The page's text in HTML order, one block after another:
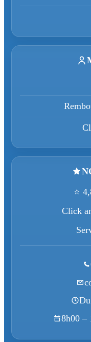
⭐
Click
8h00 –